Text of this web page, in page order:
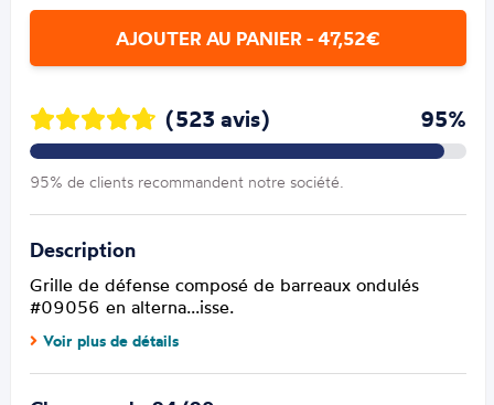
AJOUTER AU PANIER - 47,52€
(523 avis) 95%
95% de clients recommandent notre société.
Description
Grille de défense composé de barreaux ondulés
#09056 en alterna...isse.
Voir plus de détails